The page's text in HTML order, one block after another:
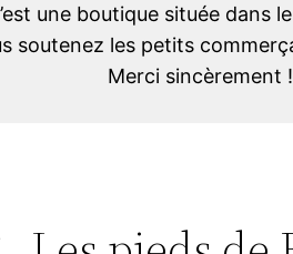
une boutique située dans
soutenez les petits
Merci sincèrement !